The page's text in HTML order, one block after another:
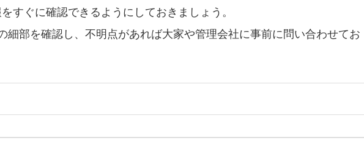
すぐに確認できるようにしておきましょう。
細部を確認し、不明点があれば大家や管理会社に事前に問い合わせてお